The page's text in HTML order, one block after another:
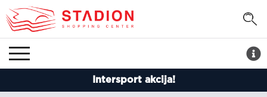
Intersport akcija!